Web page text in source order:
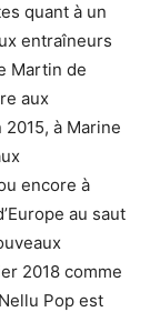
quant à un
entraîneurs
Martin de
aux
à Marine
encore à
au saut
2018 comme
Pop est